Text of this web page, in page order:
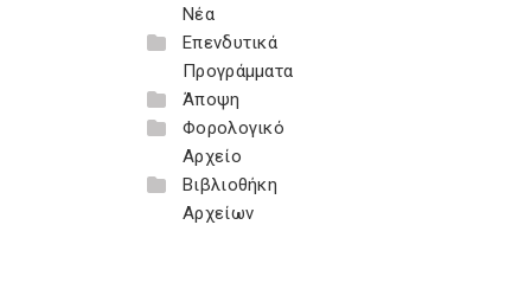
Νέα
Επενδυτικά
Προγράμματα
Άποψη
Φορολογικό
Αρχείο
Βιβλιοθήκη
Αρχείων